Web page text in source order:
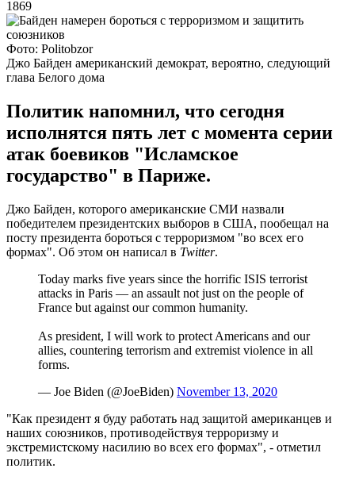
1869
Фото: Politobzor
Джо Байден американский демократ, вероятно, следующий
глава Белого дома
Политик напомнил, что сегодня
исполнятся пять лет с момента серии
атак боевиков "Исламское
государство" в Париже.
Джо Байден, которого американские СМИ назвали
победителем президентских выборов в США, пообещал на
посту президента бороться с терроризмом "во всех его
формах". Об этом он написал в Twitter.
Today marks five years since the horrific ISIS terrorist
attacks in Paris — an assault not just on the people of
France but against our common humanity.
As president, I will work to protect Americans and our
allies, countering terrorism and extremist violence in all
forms.
— Joe Biden (@JoeBiden) November 13, 2020
"Как президент я буду работать над защитой американцев и
наших союзников, противодействуя терроризму и
экстремистскому насилию во всех его формах", - отметил
политик.